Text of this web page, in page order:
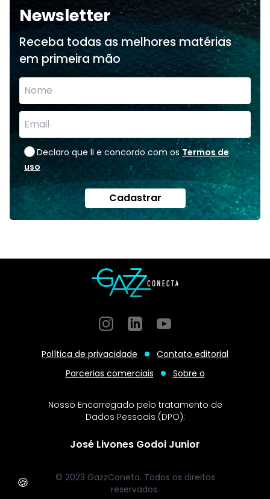
Newsletter
Receba todas as melhores matérias
em primeira mão
Declaro que li e concordo com os Termos de
uso
Cadastrar
InstagramGitHubGitHub
Política de privacidade
Contato editorial
Parcerias comerciais
Sobre o
Nosso Encarregado pelo tratamento de
Dados Pessoais (DPO):
José Livones Godoi Junior
© 2023 GazzConeta. Todos os direitos
reservados.
🍪